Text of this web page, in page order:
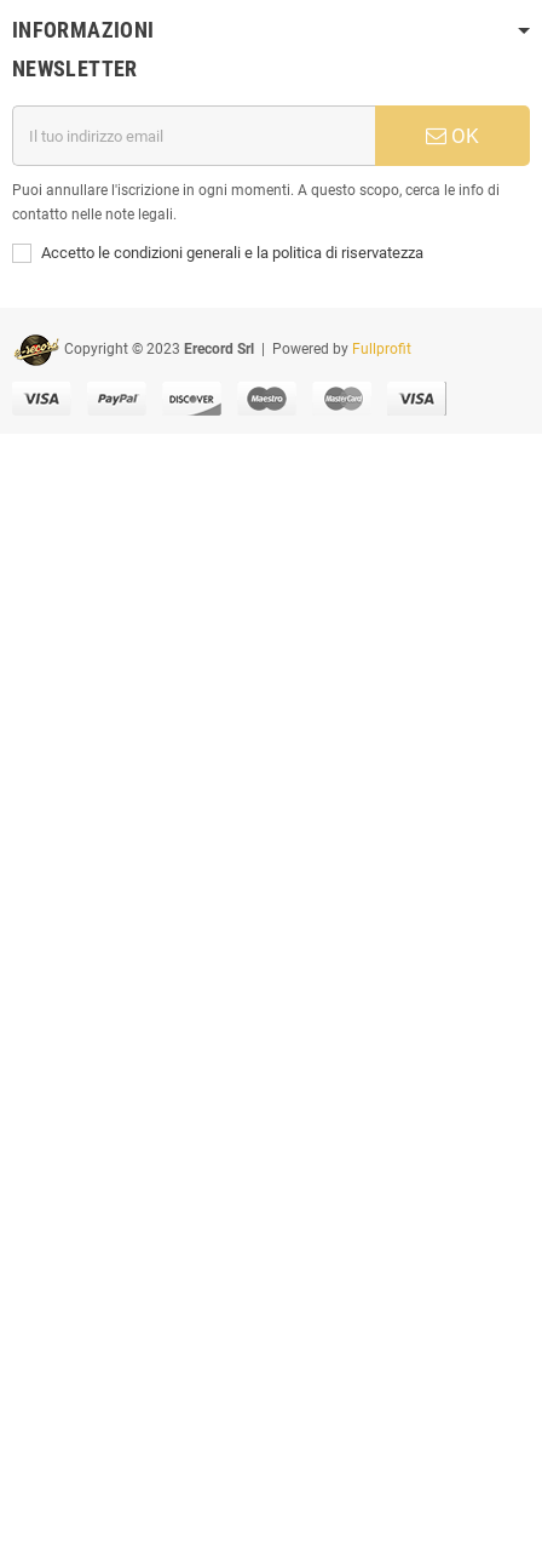
INFORMAZIONI
NEWSLETTER
OK
Puoi annullare l'iscrizione in ogni momenti. A questo scopo, cerca le info di
contatto nelle note legali.
Accetto le condizioni generali e la politica di riservatezza
Copyright © 2023 Erecord Srl | Powered by Fullprofit